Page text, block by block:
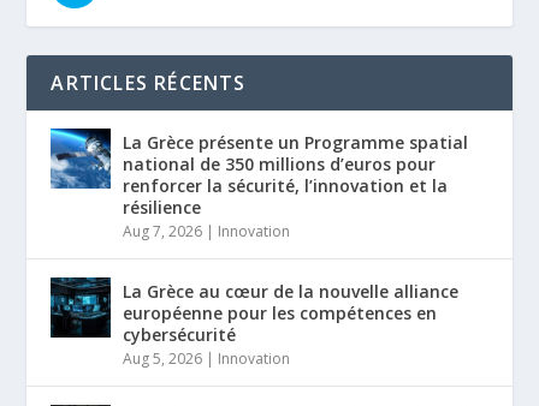
ARTICLES RÉCENTS
La Grèce présente un Programme spatial
national de 350 millions d’euros pour
renforcer la sécurité, l’innovation et la
résilience
Aug 7, 2026 | Innovation
La Grèce au cœur de la nouvelle alliance
européenne pour les compétences en
cybersécurité
Aug 5, 2026 | Innovation